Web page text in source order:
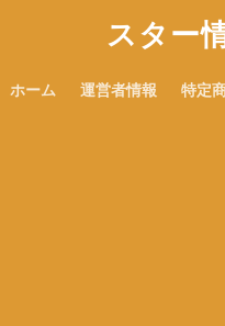
スター
ホーム 運営者情報 特定